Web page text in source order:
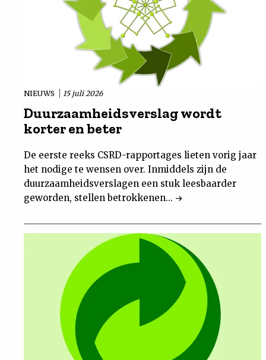
NIEUWS 15 juli 2026
Duurzaamheidsverslag wordt
korter en beter
De eerste reeks CSRD-rapportages lieten vorig jaar
het nodige te wensen over. Inmiddels zijn de
duurzaamheidsverslagen een stuk leesbaarder
geworden, stellen betrokkenen...